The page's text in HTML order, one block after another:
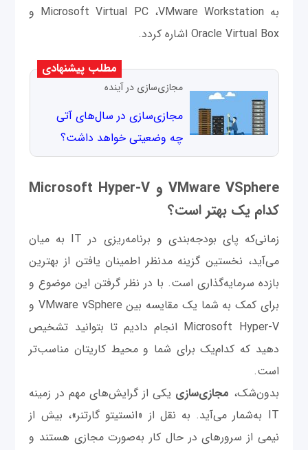
به Microsoft Virtual PC ،VMware Workstation و
Oracle Virtual Box اشاره کردد.
مطلب پیشنهادی
مجازی‌سازی در آینده
مجازی‌سازی در سال‌های آتی
چه وضعیتی خواهد داشت؟
VMware VSphere و Microsoft Hyper-V
کدام یک بهتر است؟
زمانی‌که پای بودجه‌بندی و برنامه‌ریزی در IT به میان
می‌آید، نخستین گزینه مدنظر اطمینان یافتن از بهترین
بازده سرمایه‌گذاری است. با در نظر گرفتن این موضوع و
برای کمک به شما یک مقایسه بین VMware vSphere و
Microsoft Hyper-V انجام دادیم تا بتوانید تشخیص
دهید که کدام‌یک برای شما و محیط کاریتان مناسب‌تر
است.
بدون‌شک، مجازی‌سازی یکی از گرایش‌های مهم در زمینه
IT به‌شمار می‌آید. به نقل از «انستیتو گارتنر»، بیش از
نیمی از سرورهای در حال کار به‌صورت مجازی هستند و